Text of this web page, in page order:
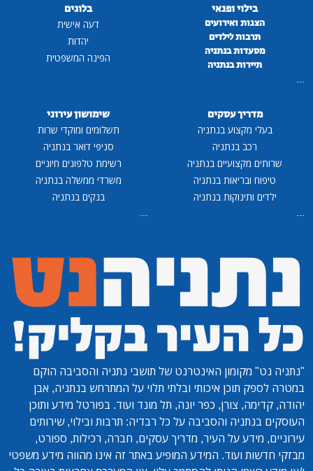
בילוי ופנאי
הצגות ואירועים
תרבות לילדים
מסעדות בנתניה
תיירות בנתניה
בלוגים
דעה אישית
יהדות
הפינה המשפטית
מדריך עסקים
בעלי מקצוע בנתניה
רכב בנתניה
שרותים מקצועיים בנתניה
טיפוח ובריאות בנתניה
ילדים ותינוקות בנתניה
שימושון עירוני
תשלומים ומוקדי שרות
סניפי דואר בנתניה
רשימת טלפונים חיוניים
משרדי ממשלה בנתניה
בנקים בנתניה
"נתניה נט" מקומון האינטרנט של תושבי נתניה והסביבה הוקם
במטרה לספק תוכן איכותי ובלתי תלוי על המתרחש בנתניה, אבן
יהודה, קדימה, צורן, כפר יונה, תל מונד ועוד. בפורטל מידע ותוכן
העוסקים בנתניה והסביבה על כל רבדיה: תרבות ובילוי, שירותים
עירוניים, מידע על העיר, מדריך עסקים, חברה, רכילות, ספורט,
מבזקי חדשות ועוד. המידע המופיע באתר זה אינו מהווה מידע משפטי